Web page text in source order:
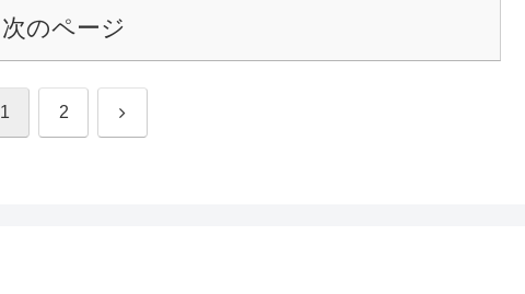
次のページ
1 2 次